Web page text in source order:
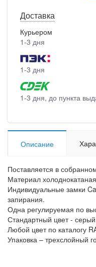
Доставка
Курьером
1-3 дня
1-3 дня
1-3 дня, до пункта
Описание
Поставляется в
Материал
Индивидуальные замки
запирания.
Одна регулируемая по
Стандартный цвет -
Любой цвет по каталогу
Упаковка – трехслойный